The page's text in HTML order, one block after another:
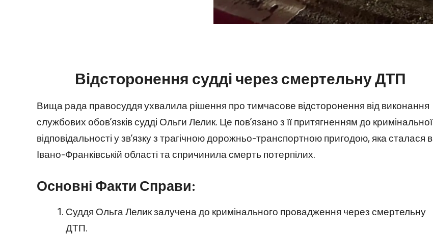
Відсторонення судді через смертельну ДТП
Вища рада правосуддя ухвалила рішення про тимчасове відсторонення від виконання
службових обов’язків судді Ольги Лелик. Це пов’язано з її притягненням до кримінальної
відповідальності у зв’язку з трагічною дорожньо-транспортною пригодою, яка сталася в
Івано-Франківській області та спричинила смерть потерпілих.
Основні Факти Справи:
Суддя Ольга Лелик залучена до кримінального провадження через смертельну
ДТП.